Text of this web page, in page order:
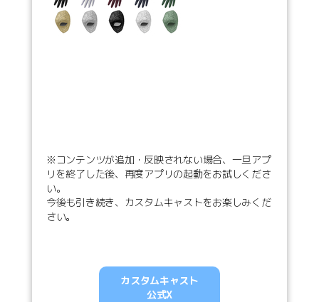
※コンテンツが追加・反映されない場合、一旦アプ
リを終了した後、再度アプリの起動をお試しくださ
い。
今後も引き続き、カスタムキャストをお楽しみくだ
さい。
カスタムキャスト
公式X